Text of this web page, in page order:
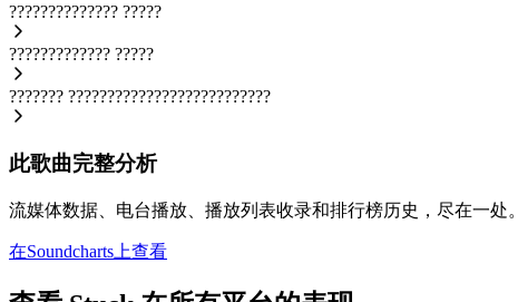
?????????????? ?????
????????????? ?????
??????? ??????????????????????????
此歌曲完整分析
流媒体数据、电台播放、播放列表收录和排行榜历史，尽在一处。
在Soundcharts上查看